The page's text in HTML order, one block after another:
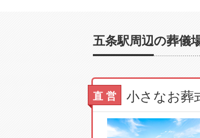
五条駅周辺の葬儀
直 営